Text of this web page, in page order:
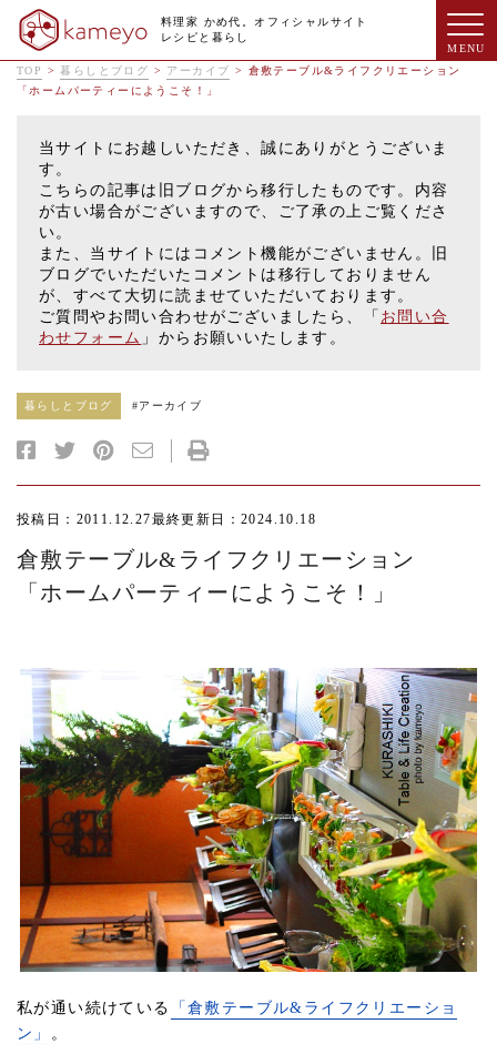
料理家 かめ代。オフィシャルサイト
レシピと暮らし
TOP > 暮らしとブログ > アーカイブ > 倉敷テーブル&ライフクリエーション
「ホームパーティーにようこそ！」
当サイトにお越しいただき、誠にありがとうございま
す。
こちらの記事は旧ブログから移行したものです。内容
が古い場合がございますので、ご了承の上ご覧くださ
い。
また、当サイトにはコメント機能がございません。旧
ブログでいただいたコメントは移行しておりません
が、すべて大切に読ませていただいております。
ご質問やお問い合わせがございましたら、「 お問い合
わせフォーム 」からお願いいたします。
暮らしとブログ #アーカイブ
投稿日：2011.12.27最終更新日：2024.10.18
倉敷テーブル&ライフクリエーション
「ホームパーティーにようこそ！」
私が通い続けている
「倉敷テーブル&ライフクリエーショ
ン」 。